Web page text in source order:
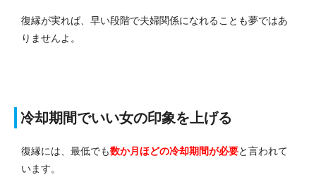
復縁が実れば、早い段階で夫婦関係になれることも夢ではあ
りませんよ。
冷却期間でいい女の印象を上げる
復縁には、最低でも数か月ほどの冷却期間が必要と言われて
います。